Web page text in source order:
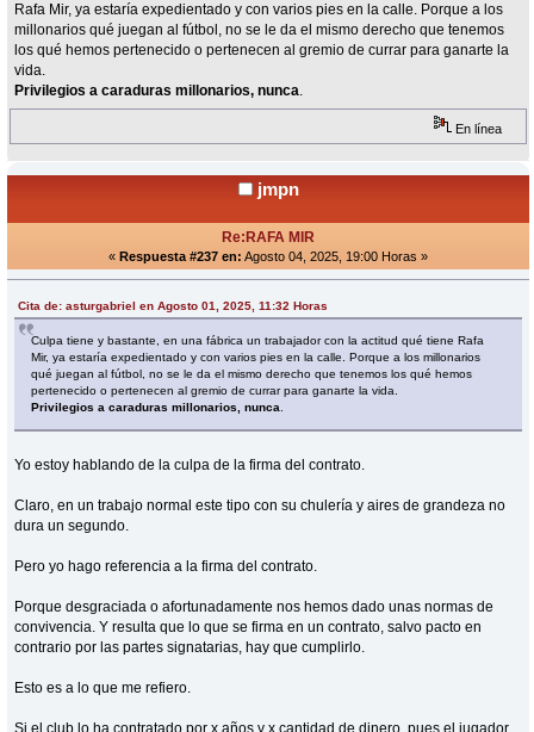
Rafa Mir, ya estaría expedientado y con varios pies en la calle. Porque a los
millonarios qué juegan al fútbol, no se le da el mismo derecho que tenemos
los qué hemos pertenecido o pertenecen al gremio de currar para ganarte la
vida.
Privilegios a caraduras millonarios, nunca.
En línea
jmpn
Re:RAFA MIR
« Respuesta #237 en: Agosto 04, 2025, 19:00 Horas »
Cita de: asturgabriel en Agosto 01, 2025, 11:32 Horas
Culpa tiene y bastante, en una fábrica un trabajador con la actitud qué tiene Rafa
Mir, ya estaría expedientado y con varios pies en la calle. Porque a los millonarios
qué juegan al fútbol, no se le da el mismo derecho que tenemos los qué hemos
pertenecido o pertenecen al gremio de currar para ganarte la vida.
Privilegios a caraduras millonarios, nunca
Yo estoy hablando de la culpa de la firma del contrato.
Claro, en un trabajo normal este tipo con su chulería y aires de grandeza no
dura un segundo.
Pero yo hago referencia a la firma del contrato.
Porque desgraciada o afortunadamente nos hemos dado unas normas de
convivencia. Y resulta que lo que se firma en un contrato, salvo pacto en
contrario por las partes signatarias, hay que cumplirlo.
Esto es a lo que me refiero.
Si el club lo ha contratado por x años y x cantidad de dinero, pues el jugador